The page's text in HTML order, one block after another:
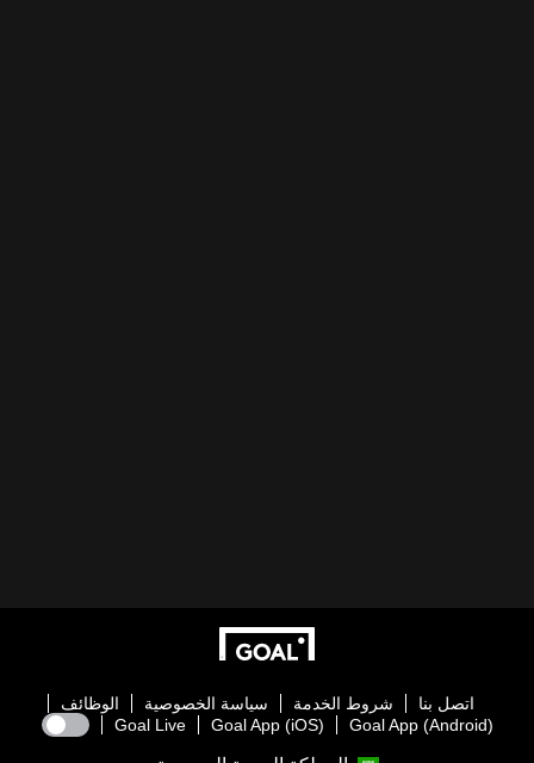
اتصل بنا شروط الخدمة سياسة الخصوصية
الوظائف
Goal App (Android)
Goal App (iOS)
Goal Live